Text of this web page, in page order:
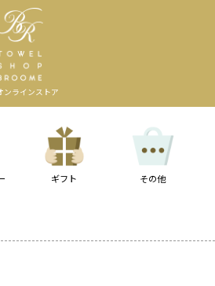
ンラインストア
ギフト その他